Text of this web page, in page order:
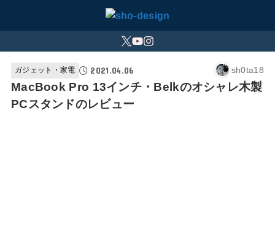
ガジェット・家電 2021.04.06 sh0ta18
MacBook Pro 13インチ・Belkのオシャレ木製
PCスタンドのレビュー